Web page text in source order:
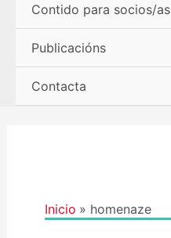
Contido para socios/as
Publicacións
Contacta
Inicio homenaze